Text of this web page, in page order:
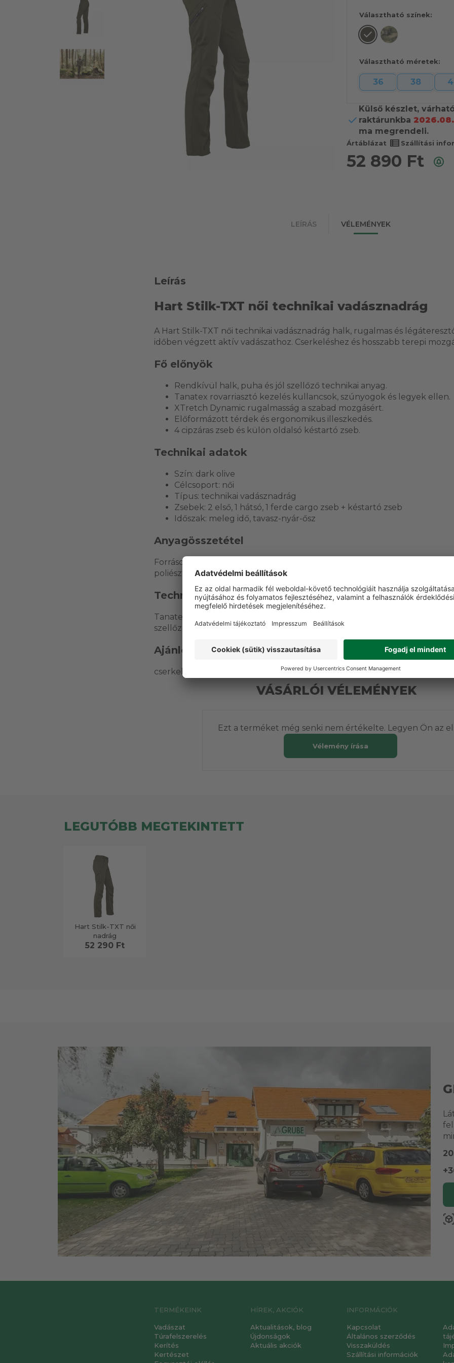
Választható színek:
Választható méretek:
36 38
Külső készlet,
raktárunkba
ma megrendeli.
Ártáblázat view_list Szállítási
52 890 Ft
LEÍRÁS VÉLEMÉNYEK
Leírás
Hart Stilk-TXT női technikai vadásznadrág
A Hart Stilk-TXT női technikai vadásznadrág halk, rugalmas és
időben végzett aktív vadászathoz. Cserkeléshez és hosszabb terepi
Fő előnyök
Rendkívül halk, puha és jól szellőző technikai anyag.
Tanatex rovarriasztó kezelés kullancsok, szúnyogok és legyek ellen.
XTretch Dynamic rugalmasság a szabad mozgásért.
Előformázott térdek és ergonomikus illeszkedés.
4 cipzáras zseb és külön oldalsó késtartó zseb.
Technikai adatok
Szín: dark olive
Célcsoport: női
Típus: technikai vadásznadrág
Zsebek: 2 első, 1 hátsó, 1 ferde cargo zseb + késtartó zseb
Időszak: meleg idő, tavasz-nyár-ősz
Anyagösszetétel
Források alapján technikai, rugalmas poliészter alapanyag; GRUBE adat
poliészter külső/bélés.
Technológiák
Tanatex rovarriasztó kezelés; XTretch Dynamic; YKK cipzárak;
szellőző felület.
Ajánlott felhasználás
cserkelés, aktív vadászat, erdei mozgás, nyári és átmeneti szabadtéri
VÁSÁRLÓI VÉLEMÉNYEK
Ezt a terméket még senki nem értékelte. Legyen Ön az
Vélemény írása
LEGUTÓBB MEGTEKINTETT
Hart Stilk-TXT női
nadrág
52 290 Ft
TERMÉKEINK
Vadászat
Túrafelszerelés
Kerítés
Kertészet
HÍREK, AKCIÓK
Aktualitások, blog
Újdonságok
Aktuális akciók
INFORMÁCIÓK
Kapcsolat
Általános szerződés
Visszaküldés
Szállítási információk